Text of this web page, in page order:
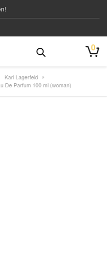
0
Karl Lagerfeld
De Parfum 100 ml (woman)